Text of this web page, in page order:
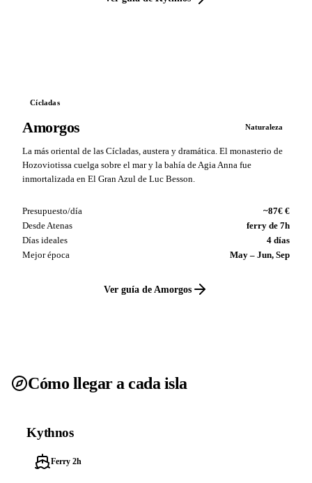
Cícladas
Amorgos Naturaleza
La más oriental de las Cícladas, austera y dramática. El monasterio de
Hozoviotissa cuelga sobre el mar y la bahía de Agia Anna fue
inmortalizada en El Gran Azul de Luc Besson.
Presupuesto/día
~87€ €
Desde Atenas
ferry de 7h
Días ideales
4 días
Mejor época
May – Jun, Sep
Ver guía de Amorgos
Cómo llegar a cada isla
Kythnos
Ferry 2h